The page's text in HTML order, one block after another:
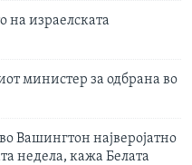
на израелската
министер за одбрана во
Вашингтон најверојатно
недела, кажа Белата